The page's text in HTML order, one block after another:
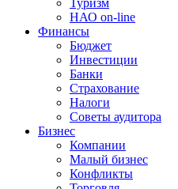
Туризм
НАО on-line
Финансы
Бюджет
Инвестиции
Банки
Страхование
Налоги
Советы аудитора
Бизнес
Компании
Малый бизнес
Конфликты